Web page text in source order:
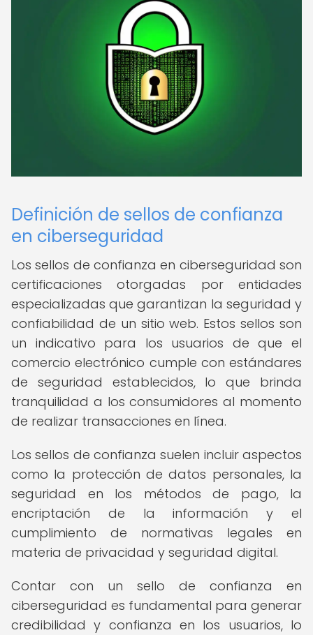
Definición de sellos de confianza
en ciberseguridad
Los sellos de confianza en ciberseguridad son
certificaciones otorgadas por entidades
especializadas que garantizan la seguridad y
confiabilidad de un sitio web. Estos sellos son
un indicativo para los usuarios de que el
comercio electrónico cumple con estándares
de seguridad establecidos, lo que brinda
tranquilidad a los consumidores al momento
de realizar transacciones en línea.
Los sellos de confianza suelen incluir aspectos
como la protección de datos personales, la
seguridad en los métodos de pago, la
encriptación de la información y el
cumplimiento de normativas legales en
materia de privacidad y seguridad digital.
Contar con un sello de confianza en
ciberseguridad es fundamental para generar
credibilidad y confianza en los usuarios, lo